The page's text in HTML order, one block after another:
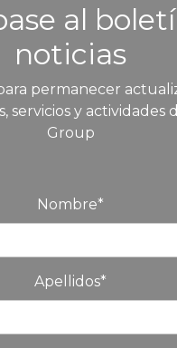
al
noticias
permanecer
servicios y actividades
Group
Nombre*
Apellidos*